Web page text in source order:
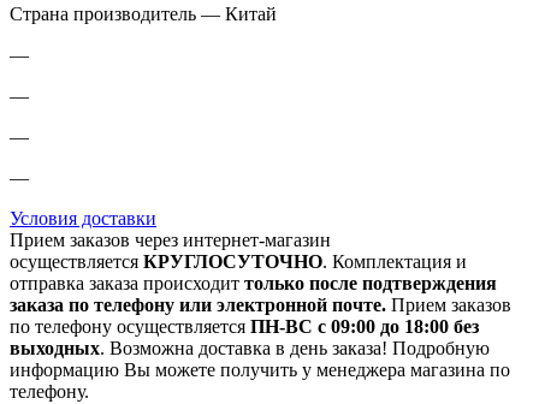
Страна производитель — Китай
—
—
—
—
Условия доставки
Прием заказов через интернет-магазин
осуществляется КРУГЛОСУТОЧНО. Комплектация и
отправка заказа происходит только после подтверждения
заказа по телефону или электронной почте. Прием заказов
по телефону осуществляется ПН-ВС с 09:00 до 18:00 без
выходных. Возможна доставка в день заказа! Подробную
информацию Вы можете получить у менеджера магазина по
телефону.